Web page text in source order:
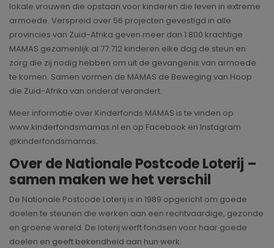
lokale vrouwen die opstaan voor kinderen die leven in extreme
armoede. Verspreid over 56 projecten gevestigd in alle
provincies van Zuid-Afrika geven meer dan 1.800 krachtige
MAMAS gezamenlijk al 77.712 kinderen elke dag de steun en
zorg die zij nodig hebben om uit de gevangenis van armoede
te komen. Samen vormen de MAMAS de Beweging van Hoop
die Zuid-Afrika van onderaf verandert.
Meer informatie over Kinderfonds MAMAS is te vinden op
www.kinderfondsmamas.nl en op Facebook en Instagram
@kinderfondsmamas.
Over de Nationale Postcode Loterij –
samen maken we het verschil
De Nationale Postcode Loterij is in 1989 opgericht om goede
doelen te steunen die werken aan een rechtvaardige, gezonde
en groene wereld. De loterij werft fondsen voor haar goede
doelen en geeft bekendheid aan hun werk.